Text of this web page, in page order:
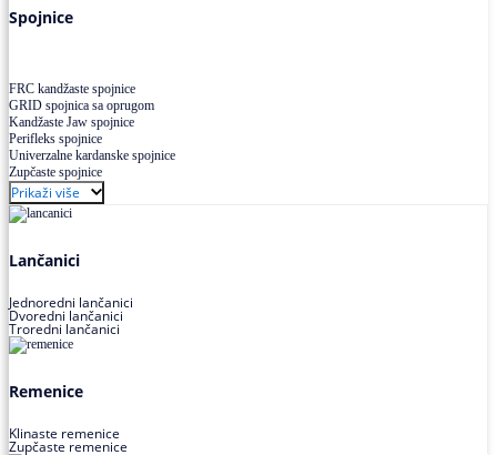
Spojnice
FRC kandžaste spojnice
GRID spojnica sa oprugom
Kandžaste Jaw spojnice
Perifleks spojnice
Univerzalne kardanske spojnice
Zupčaste spojnice
Prikaži više
Lančanici
Jednoredni lančanici
Dvoredni lančanici
Troredni lančanici
Remenice
Klinaste remenice
Zupčaste remenice